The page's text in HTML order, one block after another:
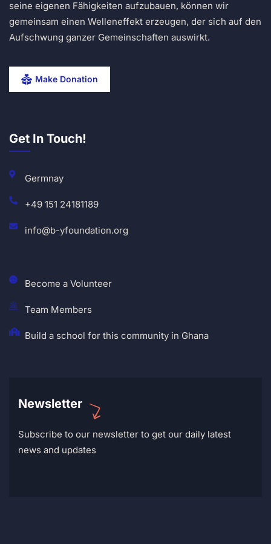
seine eigenen Fähigkeiten aufzubauen, können wir
gemeinsam einen Welleneffekt erzeugen, der sich auf den
Aufschwung ganzer Gemeinschaften auswirkt.
Make Donation
Get In Touch!
Germnay
+49 151 24181189
info@b-yfoundation.org
Become a Volunteer
Team Members
Build a school for this community in Ghana
Newsletter
Subscribe to our newsletter to get our daily latest
news and updates